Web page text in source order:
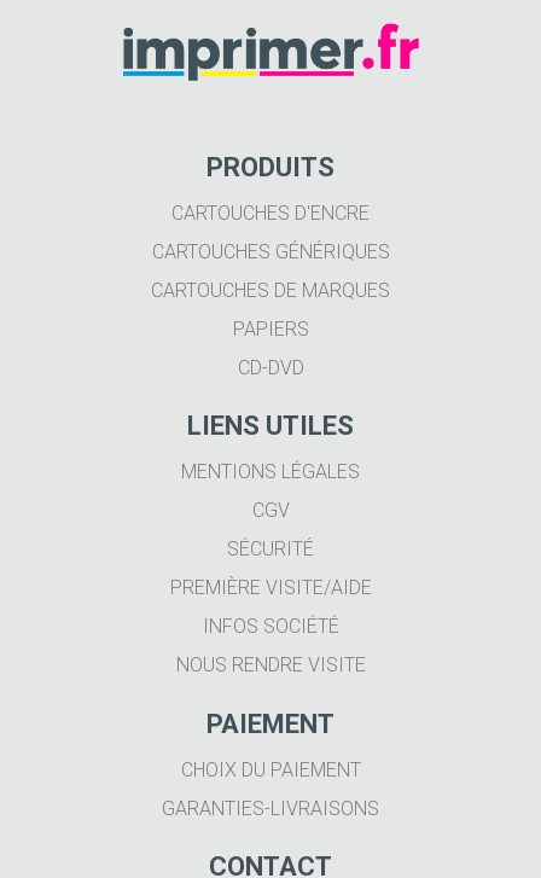
PRODUITS
CARTOUCHES D'ENCRE
CARTOUCHES GÉNÉRIQUES
CARTOUCHES DE MARQUES
PAPIERS
CD-DVD
LIENS UTILES
MENTIONS LÉGALES
CGV
SÉCURITÉ
PREMIÈRE VISITE/AIDE
INFOS SOCIÉTÉ
NOUS RENDRE VISITE
PAIEMENT
CHOIX DU PAIEMENT
GARANTIES-LIVRAISONS
CONTACT